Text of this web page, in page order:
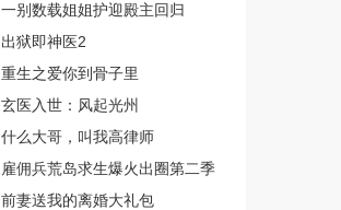
一别数载姐姐护迎殿主回归
出狱即神医2
重生之爱你到骨子里
玄医入世：风起光州
什么大哥，叫我高律师
雇佣兵荒岛求生爆火出圈第二季
前妻送我的离婚大礼包